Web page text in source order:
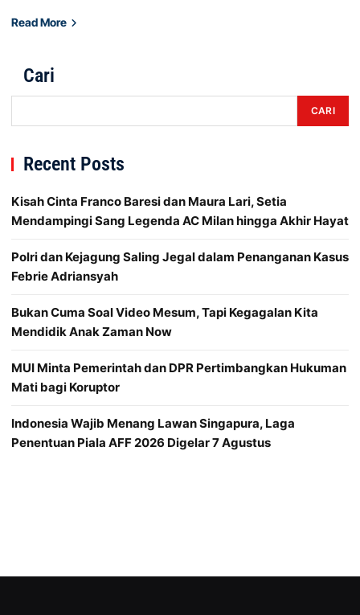
Read More
Cari
CARI
Recent Posts
Kisah Cinta Franco Baresi dan Maura Lari, Setia
Mendampingi Sang Legenda AC Milan hingga Akhir Hayat
Polri dan Kejagung Saling Jegal dalam Penanganan Kasus
Febrie Adriansyah
Bukan Cuma Soal Video Mesum, Tapi Kegagalan Kita
Mendidik Anak Zaman Now
MUI Minta Pemerintah dan DPR Pertimbangkan Hukuman
Mati bagi Koruptor
Indonesia Wajib Menang Lawan Singapura, Laga
Penentuan Piala AFF 2026 Digelar 7 Agustus